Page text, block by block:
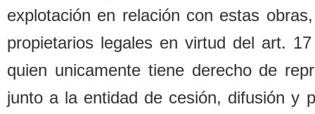
explotación en relación con estas ob
propietarios legales en virtud del art.
quien unicamente tiene derecho de
junto a la entidad de cesión, difusión y